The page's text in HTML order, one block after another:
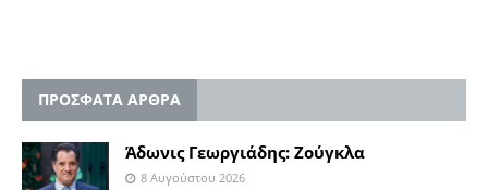
ΠΡΟΣΦΑΤΑ ΑΡΘΡΑ
Άδωνις Γεωργιάδης: Ζούγκλα
8 Αυγούστου 2026